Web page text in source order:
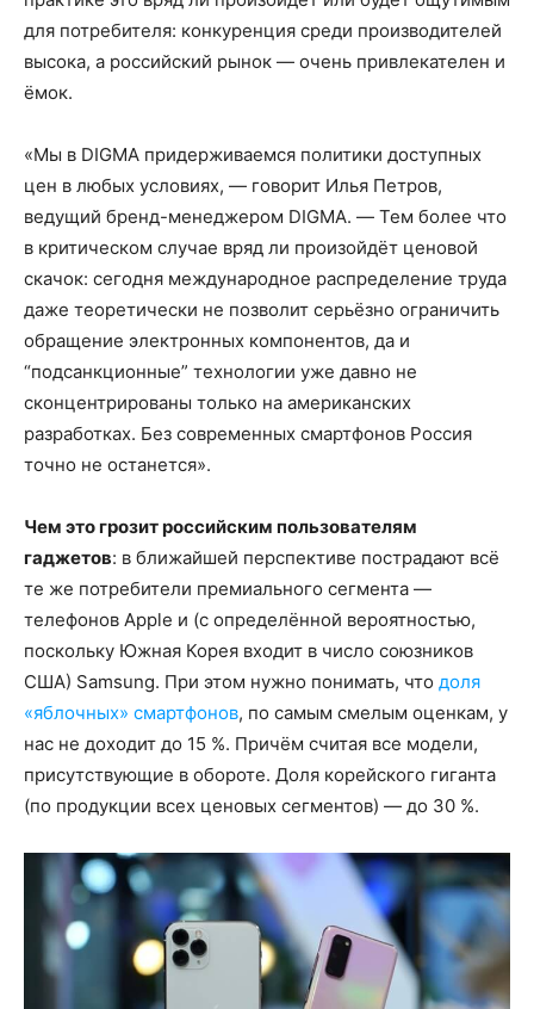
для потребителя: конкуренция среди производителей
высока, а российский рынок — очень привлекателен и
ёмок.
«Мы в DIGMA придерживаемся политики доступных
цен в любых условиях, — говорит Илья Петров,
ведущий бренд-менеджером DIGMA. — Тем более что
в критическом случае вряд ли произойдёт ценовой
скачок: сегодня международное распределение труда
даже теоретически не позволит серьёзно ограничить
обращение электронных компонентов, да и
“подсанкционные” технологии уже давно не
сконцентрированы только на американских
разработках. Без современных смартфонов Россия
точно не останется».
Чем это грозит российским пользователям
гаджетов: в ближайшей перспективе пострадают всё
те же потребители премиального сегмента —
телефонов Apple и (с определённой вероятностью,
поскольку Южная Корея входит в число союзников
США) Samsung. При этом нужно понимать, что доля
«яблочных» смартфонов, по самым смелым оценкам, у
нас не доходит до 15 %. Причём считая все модели,
присутствующие в обороте. Доля корейского гиганта
(по продукции всех ценовых сегментов) — до 30 %.